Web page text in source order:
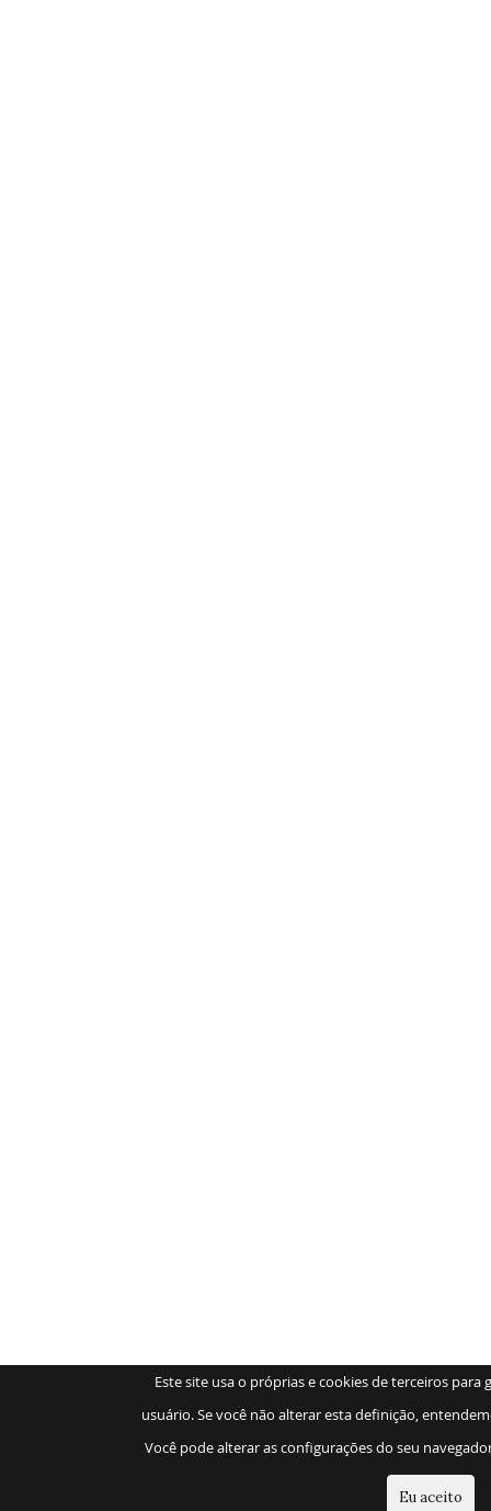
Este site usa o próprias e cookies de terceiros
usuário. Se você não alterar esta definição,
Você pode alterar as configurações do seu
Eu aceito